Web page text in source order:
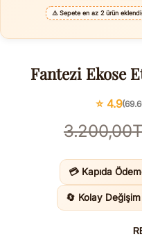
⚠️ Sepete en az 2 ürün
Fantezi Ekose
⭐ 4.9
3.200,00
💳 Kapıda
🔄 Kolay Değişim